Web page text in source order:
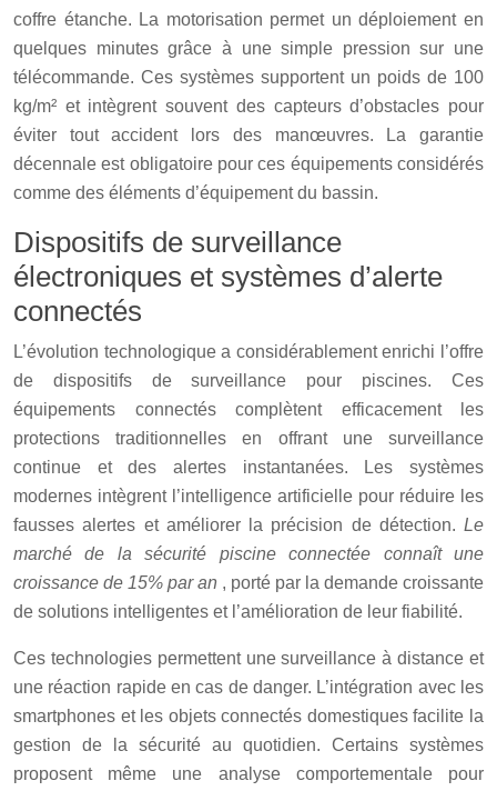
coffre étanche. La motorisation permet un déploiement en
quelques minutes grâce à une simple pression sur une
télécommande. Ces systèmes supportent un poids de 100
kg/m² et intègrent souvent des capteurs d’obstacles pour
éviter tout accident lors des manœuvres. La garantie
décennale est obligatoire pour ces équipements considérés
comme des éléments d’équipement du bassin.
Dispositifs de surveillance
électroniques et systèmes d’alerte
connectés
L’évolution technologique a considérablement enrichi l’offre
de dispositifs de surveillance pour piscines. Ces
équipements connectés complètent efficacement les
protections traditionnelles en offrant une surveillance
continue et des alertes instantanées. Les systèmes
modernes intègrent l’intelligence artificielle pour réduire les
fausses alertes et améliorer la précision de détection. Le
marché de la sécurité piscine connectée connaît une
croissance de 15% par an , porté par la demande croissante
de solutions intelligentes et l’amélioration de leur fiabilité.
Ces technologies permettent une surveillance à distance et
une réaction rapide en cas de danger. L’intégration avec les
smartphones et les objets connectés domestiques facilite la
gestion de la sécurité au quotidien. Certains systèmes
proposent même une analyse comportementale pour